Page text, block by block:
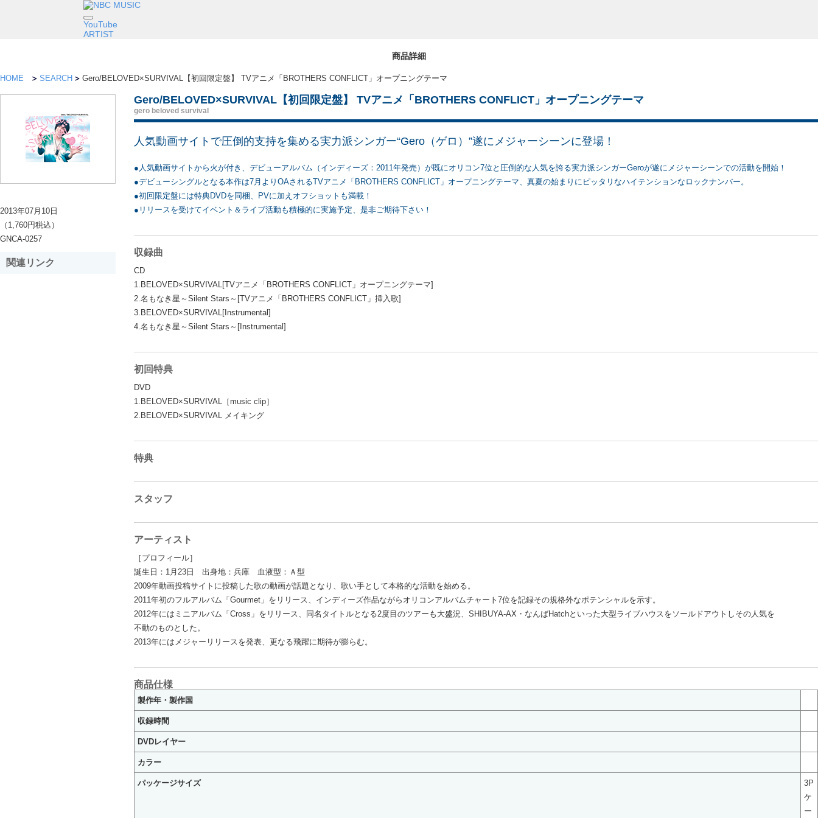
YouTube
ARTIST
商品詳細
HOME SEARCH Gero/BELOVED×SURVIVAL【初回限定盤】 TVアニメ「BROTHERS CONFLICT」オープニングテーマ
2013年07月10日
（1,760円税込）
GNCA-0257
関連リンク
Gero/BELOVED×SURVIVAL【初回限定盤】 TVアニメ「BROTHERS CONFLICT」オープニングテーマ
gero beloved survival
人気動画サイトで圧倒的支持を集める実力派シンガー“Gero（ゲロ）”遂にメジャーシーンに登場！
●人気動画サイトから火が付き、デビューアルバム（インディーズ：2011年発売）が既にオリコン7位と圧倒的な人気を誇る実力派シンガーGeroが遂にメジャーシーンでの活動を開始！
●デビューシングルとなる本作は7月よりOAされるTVアニメ「BROTHERS CONFLICT」オープニングテーマ、真夏の始まりにピッタリなハイテンションなロックナンバー。
●初回限定盤には特典DVDを同梱、PVに加えオフショットも満載！
●リリースを受けてイベント＆ライブ活動も積極的に実施予定、是非ご期待下さい！
収録曲
CD
1.BELOVED×SURVIVAL[TVアニメ「BROTHERS CONFLICT」オープニングテーマ]
2.名もなき星～Silent Stars～[TVアニメ「BROTHERS CONFLICT」挿入歌]
3.BELOVED×SURVIVAL[Instrumental]
4.名もなき星～Silent Stars～[Instrumental]
初回特典
DVD
1.BELOVED×SURVIVAL［music clip］
2.BELOVED×SURVIVAL メイキング
特典
スタッフ
アーティスト
［プロフィール］
誕生日：1月23日 出身地：兵庫 血液型：Ａ型
2009年動画投稿サイトに投稿した歌の動画が話題となり、歌い手として本格的な活動を始める。
2011年初のフルアルバム「Gourmet」をリリース、インディーズ作品ながらオリコンアルバムチャート7位を記録その規格外なポテンシャルを示す。
2012年にはミニアルバム「Cross」をリリース、同名タイトルとなる2度目のツアーも大盛況、SHIBUYA-AX・なんばHatchといった大型ライブハウスをソールドアウトしその人気を
不動のものとした。
2013年にはメジャーリリースを発表、更なる飛躍に期待が膨らむ。
商品仕様
製作年・製作国
収録時間
DVDレイヤー
カラー
パッケージサイズ
3P
ケ
ー